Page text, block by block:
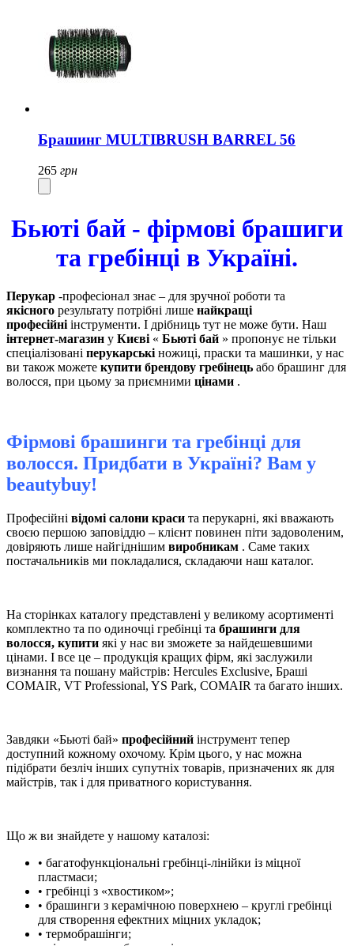
Брашинг MULTIBRUSH BARREL 56
265 грн
Бьюті бай - фірмові брашиги
та гребінці в Україні.
Перукар -професіонал знає – для зручної роботи та
якісного результату потрібні лише найкращі
професійніінструменти. І дрібниць тут не може бути. Наш
інтернет-магазин у Києві« Бьюті бай » пропонує не тільки
спеціалізовані перукарськіножиці, праски та машинки, у нас
ви також можете купити брендову гребінець або брашинг для
волосся, при цьому за приємними цінами .
Фірмові брашинги та гребінці для
волосся. Придбати в Україні? Вам у
beautybuy!
Професійні відомі салони краси та перукарні, які вважають
своєю першою заповіддю – клієнт повинен піти задоволеним,
довіряють лише найгіднішим виробникам . Саме таких
постачальників ми покладалися, складаючи наш каталог.
На сторінках каталогу представлені у великому асортименті
комплектно та по одиночці гребінці та брашинги для
волосся, купити які у нас ви зможете за найдешевшими
цінами. І все це – продукція кращих фірм, які заслужили
визнання та пошану майстрів: Hercules Exclusive, Браші
COMAIR, VT Professional, YS Park, COMAIR та багато інших.
Завдяки «Бьюті бай» професійний інструмент тепер
доступний кожному охочому. Крім цього, у нас можна
підібрати безліч інших супутніх товарів, призначених як для
майстрів, так і для приватного користування.
Що ж ви знайдете у нашому каталозі:
• багатофункціональні гребінці-лінійки із міцної
пластмаси;
• гребінці з «хвостиком»;
• брашинги з керамічною поверхнею – круглі гребінці
для створення ефектних міцних укладок;
• термобрашінги;